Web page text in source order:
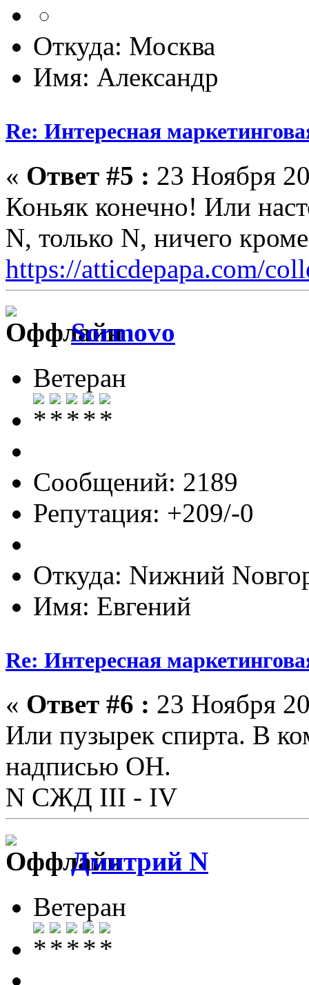
Откуда: Москва
Имя: Александр
Re: Интересная
« Ответ #5 : 23 Ноября
Коньяк конечно! Или
N, только N, ничего
https://atticdepapa.com/
Sormovo
Ветеран
Сообщений: 2189
Репутация: +209/-0
Откуда: Nижний
Имя: Евгений
Re: Интересная
« Ответ #6 : 23 Ноября
Или пузырек спирта. В
надписью ОН.
N СЖД III - IV
Дмитрий N
Ветеран